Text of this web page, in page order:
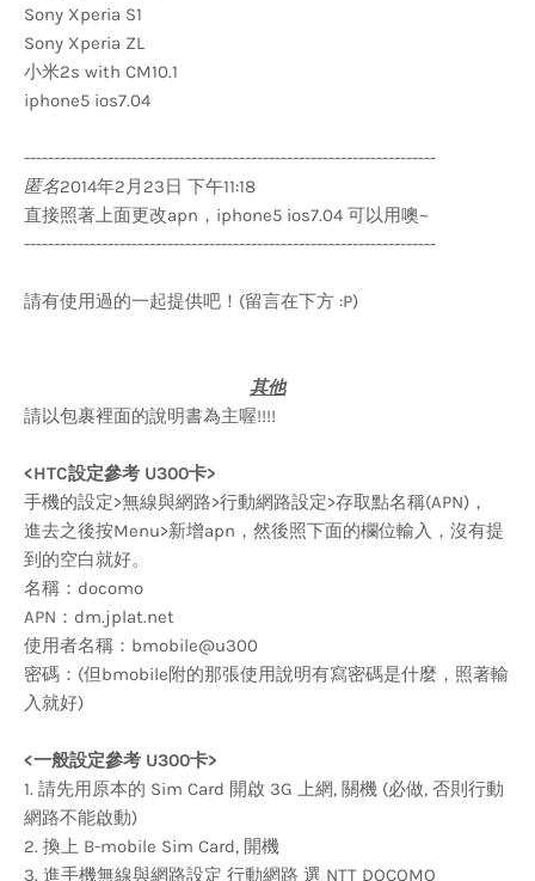
Sony Xperia S1
Sony Xperia ZL
小米2s with CM10.1
iphone5 ios7.04
---------------------------------------------------------------------
匿名2014年2月23日 下午11:18
直接照著上面更改apn，iphone5 ios7.04 可以用噢~
---------------------------------------------------------------------
請有使用過的一起提供吧！(留言在下方 :P)
其他
請以包裹裡面的說明書為主喔!!!!
<HTC設定參考 U300卡>
手機的設定>無線與網路>行動網路設定>存取點名稱(APN)，
進去之後按Menu>新增apn，然後照下面的欄位輸入，沒有提
到的空白就好。
名稱：docomo
APN：dm.jplat.net
使用者名稱：bmobile@u300
密碼：(但bmobile附的那張使用說明有寫密碼是什麼，照著輸
入就好)
<一般設定參考 U300卡>
1. 請先用原本的 Sim Card 開啟 3G 上網, 關機 (必做, 否則行動
網路不能啟動)
2. 換上 B-mobile Sim Card, 開機
3. 進手機無線與網路設定 行動網路 選 NTT DOCOMO